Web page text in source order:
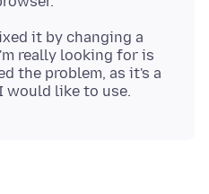
it by changing a
really looking for is
the problem, as it's a